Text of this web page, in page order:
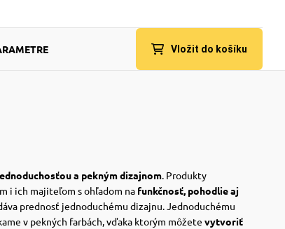
Vložit do košíku
a pekným dizajnom. Produkty
i ich majiteľom s ohľadom na funkčnosť, pohodlie aj
prednosť jednoduchému dizajnu.Jednoduchému
v pekných farbách, vďaka ktorým môžete vytvoriť